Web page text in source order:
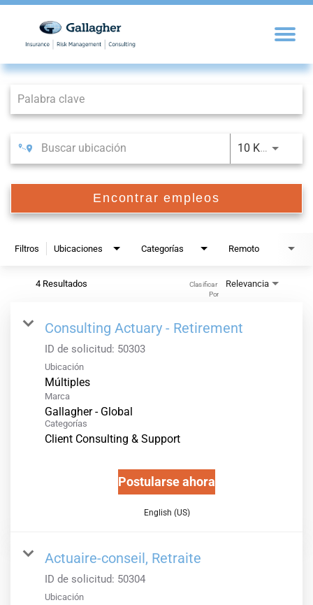
Job Search Page
10 KM
Encontrar empleos
Filtros Ubicaciones Categorías Remoto
4 Resultados Relevancia
Clasificar
Por
Consulting Actuary - Retirement
ID de solicitud: 50303
Ubicación
Múltiples
Marca
Gallagher - Global
Categorías
Client Consulting & Support
Postularse ahora
English (US)
Actuaire-conseil, Retraite
ID de solicitud: 50304
Ubicación